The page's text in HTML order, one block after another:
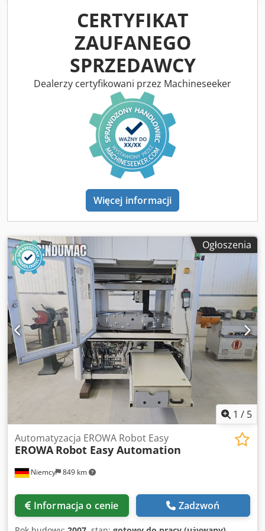
miejsce rok 2001CERTYFIKAT
ZAUFANEGO
SPRZEDAWCY
Dealerzy certyfikowani przez Machineseeker
Więcej informacji
Ogłoszenia
1 / 5
Niemcy 849 km
Automatyzacja EROWA Robot Easy
EROWA Robot Easy Automation
Informacja o cenie Zadzwoń